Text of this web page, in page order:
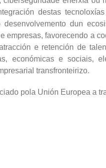
destas
dun
empresas, favorecendo a
e retención de
económicas e sociais,
transfronteirizo.
pola Unión Europea a